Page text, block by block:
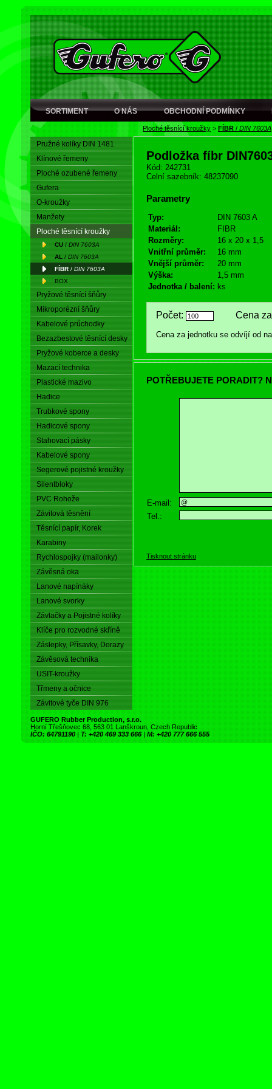
SORTIMENT O NÁS OBCHODNÍ PODMÍNKY
Ploché těsnící kroužky > FÍBR / DIN 7603A
Pružné kolíky DIN 1481
Klínové řemeny
Ploché ozubené řemeny
Gufera
O-kroužky
Manžety
Ploché těsnící kroužky
CU / DIN 7603A
AL / DIN 7603A
FÍBR / DIN 7603A
BOX
Pryžové těsnící šňůry
Mikroporézní šňůry
Kabelové průchodky
Bezazbestové těsnící desky
Pryžové koberce a desky
Mazací technika
Plastické mazivo
Hadice
Trubkové spony
Hadicové spony
Stahovací pásky
Kabelové spony
Segerové pojistné kroužky
Silentbloky
PVC Rohože
Závitová těsnění
Těsnící papír, Korek
Karabiny
Rychlospojky (mailonky)
Závěsná oka
Lanové napínáky
Lanové svorky
Závlačky a Pojistné kolíky
Klíče pro rozvodné skříně
Záslepky, Přísavky, Dorazy
Závěsová technika
USIT-kroužky
Třmeny a očnice
Závitové tyče DIN 976
Podložka fíbr
Kód: 242731
Celní sazebník: 48237090
Parametry
Typ:
DIN 7603 A
Materiál:
FIBR
Rozměry:
16 x 20 x 1,5
Vnitřní průměr:
16 mm
Vnější průměr:
20 mm
Výška:
1,5 mm
Jednotka / balení: ks
Počet: Cena za
Cena za jednotku se odvíjí od
POTŘEBUJETE PORADIT?
E-mail:
Tel.:
Tisknout stránku
GUFERO Rubber Production, s.r.o.
Horní Třešňovec 68, 563 01 Lanškroun, Czech Republic
IČO: 64791190 | T: +420 469 333 666 | M: +420 777 666 555